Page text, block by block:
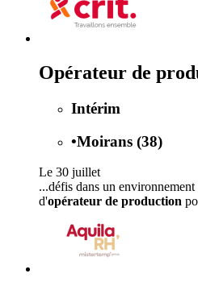
Opérateur de
Intérim
•Moirans (38)
Le 30 juillet
...défis dans un
d'opérateur de production